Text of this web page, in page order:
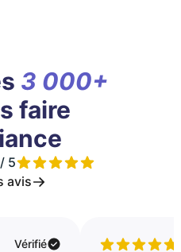
3 000+
faire
5
avis
Vérifié